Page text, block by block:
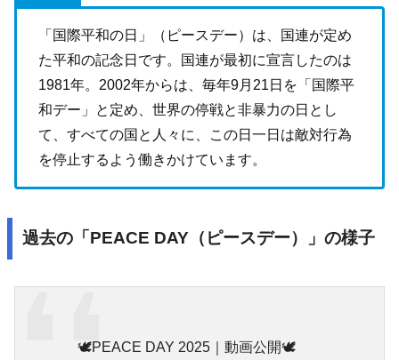
「国際平和の日」（ピースデー）は、国連が定め
た平和の記念日です。国連が最初に宣言したのは
1981年。2002年からは、毎年9月21日を「国際平
和デー」と定め、世界の停戦と非暴力の日とし
て、すべての国と人々に、この日一日は敵対行為
を停止するよう働きかけています。
過去の「PEACE DAY（ピースデー）」の様子
🕊️PEACE DAY 2025｜動画公開🕊️